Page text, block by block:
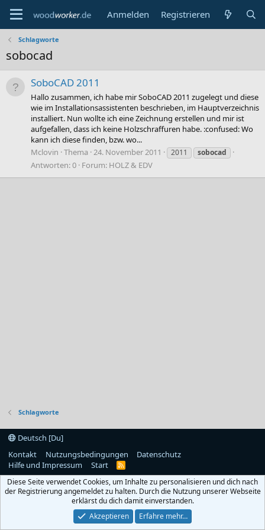
Anmelden Registrieren
Schlagworte
sobocad
SoboCAD 2011
Hallo zusammen, ich habe mir SoboCAD 2011 zugelegt und diese
wie im Installationsassistenten beschrieben, im Hauptverzeichnis
installiert. Nun wollte ich eine Zeichnung erstellen und mir ist
aufgefallen, dass ich keine Holzschraffuren habe. :confused: Wo
kann ich diese finden, bzw. wo...
Mclovin Thema 24. November 2011 2011 sobocad
Antworten: 0 Forum: HOLZ & EDV
Schlagworte
Deutsch [Du]
Kontakt
Nutzungsbedingungen
Datenschutz
Hilfe und Impressum
Start
R
S
Diese Seite verwendet Cookies, um Inhalte zu personalisieren und dich nach
der Registrierung angemeldet zu halten. Durch die Nutzung unserer Webseite
erklärst du dich damit einverstanden.
Akzeptieren
Erfahre mehr…